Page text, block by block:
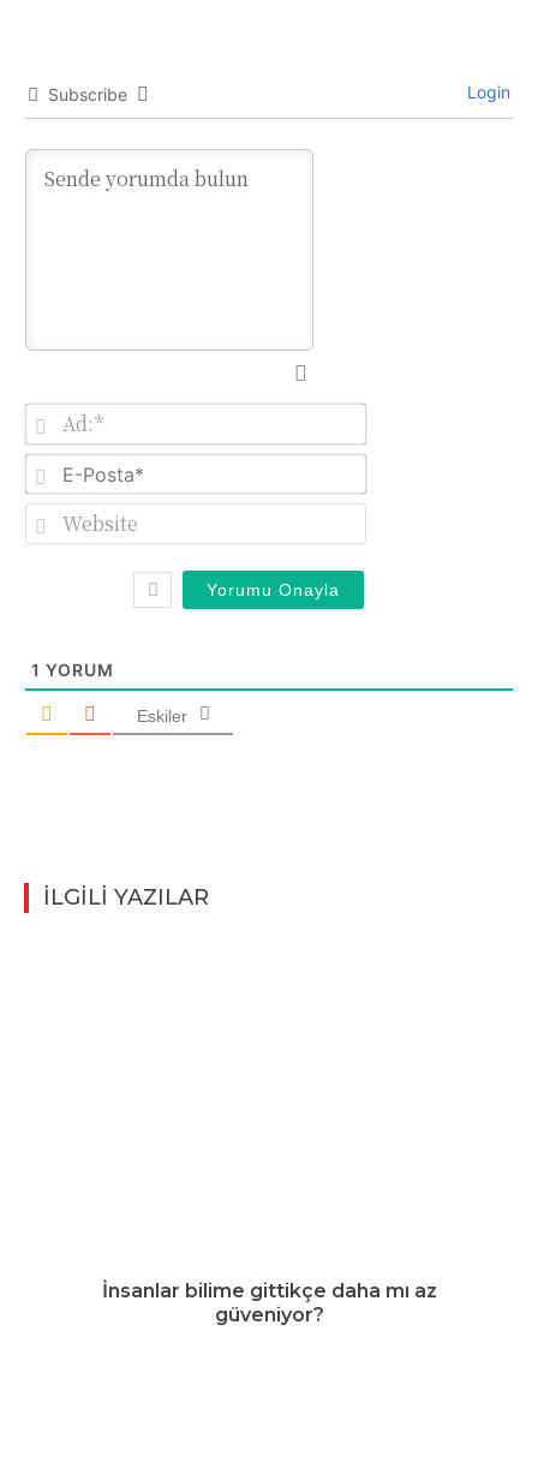
Subscribe Login
Ad:*
E-
1 YORUM
Eskiler
İLGİLİ YAZILAR
İnsanlar bilime gittikçe daha mı az
güveniyor?